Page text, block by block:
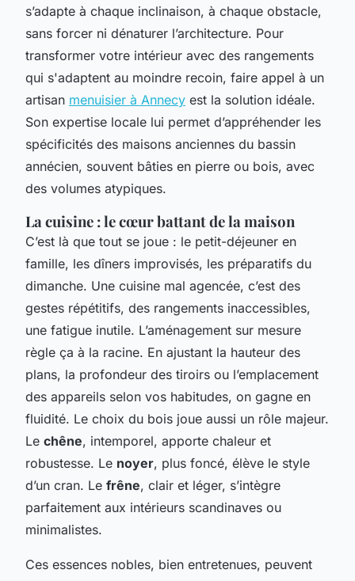
s’adapte à chaque inclinaison, à chaque obstacle,
sans forcer ni dénaturer l’architecture. Pour
transformer votre intérieur avec des rangements
qui s'adaptent au moindre recoin, faire appel à un
artisan menuisier à Annecy est la solution idéale.
Son expertise locale lui permet d’appréhender les
spécificités des maisons anciennes du bassin
annécien, souvent bâties en pierre ou bois, avec
des volumes atypiques.
La cuisine : le cœur battant de la maison
C’est là que tout se joue : le petit-déjeuner en
famille, les dîners improvisés, les préparatifs du
dimanche. Une cuisine mal agencée, c’est des
gestes répétitifs, des rangements inaccessibles,
une fatigue inutile. L’aménagement sur mesure
règle ça à la racine. En ajustant la hauteur des
plans, la profondeur des tiroirs ou l’emplacement
des appareils selon vos habitudes, on gagne en
fluidité. Le choix du bois joue aussi un rôle majeur.
Le chêne, intemporel, apporte chaleur et
robustesse. Le noyer, plus foncé, élève le style
d’un cran. Le frêne, clair et léger, s’intègre
parfaitement aux intérieurs scandinaves ou
minimalistes.
Ces essences nobles, bien entretenues, peuvent